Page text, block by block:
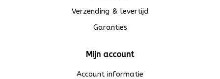
Verzending & levertijd
Garanties
Mijn account
Account informatie